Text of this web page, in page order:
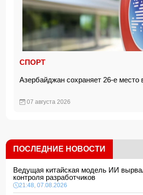
СПОРТ
Азербайджан сохраняет 26-е место
07 августа 2026
ПОСЛЕДНИЕ НОВОСТИ
Ведущая китайская модель ИИ
контроля разработчиков
21:48, 07.08.2026